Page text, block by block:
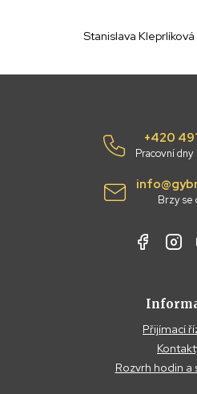
Stanislava Kleprlíková
+420
Pracovní
Brzy se
Přijímací
Rozvrh hodin a